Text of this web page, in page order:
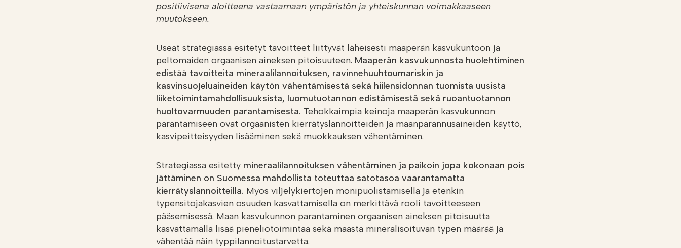
positiivisena aloitteena vastaamaan ympäristön ja yhteiskunnan voimakkaaseen
muutokseen.
Useat strategiassa esitetyt tavoitteet liittyvät läheisesti maaperän kasvukuntoon ja
peltomaiden orgaanisen aineksen pitoisuuteen. Maaperän kasvukunnosta huolehtiminen
edistää tavoitteita mineraalilannoituksen, ravinnehuuhtoumariskin ja
kasvinsuojeluaineiden käytön vähentämisestä sekä hiilensidonnan tuomista uusista
liiketoimintamahdollisuuksista, luomutuotannon edistämisestä sekä ruoantuotannon
huoltovarmuuden parantamisesta. Tehokkaimpia keinoja maaperän kasvukunnon
parantamiseen ovat orgaanisten kierrätyslannoitteiden ja maanparannusaineiden käyttö,
kasvipeitteisyyden lisääminen sekä muokkauksen vähentäminen.
Strategiassa esitetty mineraalilannoituksen vähentäminen ja paikoin jopa kokonaan pois
jättäminen on Suomessa mahdollista toteuttaa satotasoa vaarantamatta
kierrätyslannoitteilla. Myös viljelykiertojen monipuolistamisella ja etenkin
typensitojakasvien osuuden kasvattamisella on merkittävä rooli tavoitteeseen
pääsemisessä. Maan kasvukunnon parantaminen orgaanisen aineksen pitoisuutta
kasvattamalla lisää pieneliötoimintaa sekä maasta mineralisoituvan typen määrää ja
vähentää näin typpilannoitustarvetta.